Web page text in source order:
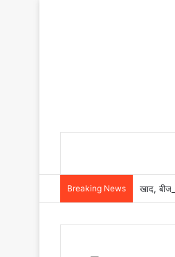
Breaking News खाद, बीज